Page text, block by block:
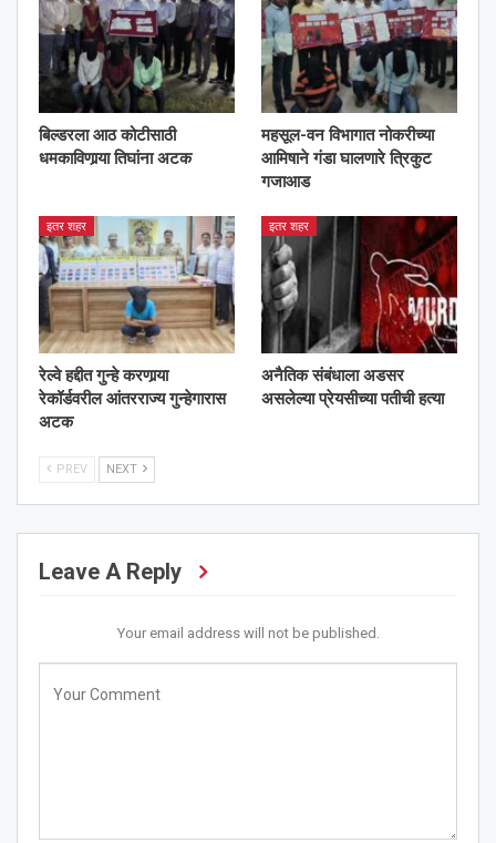
बिल्डरला आठ कोटीसाठी
धमकाविणार्‍या तिघांना अटक
महसूल-वन विभागात नोकरीच्या
आमिषाने गंडा घालणारे त्रिकुट
गजाआड
इतर शहर
रेल्वे हद्दीत गुन्हे करणार्‍या
रेकॉर्डवरील आंतरराज्य गुन्हेगारास
अटक
इतर शहर
अनैतिक संबंधाला अडसर
असलेल्या प्रेयसीच्या पतीची हत्या
PREV NEXT
Leave A Reply
Your email address will not be published.